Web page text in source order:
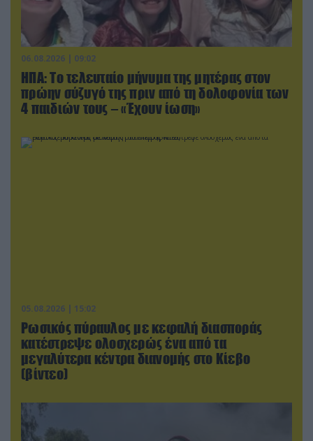
06.08.2026 | 09:02
ΗΠΑ: Το τελευταίο μήνυμα της μητέρας στον
πρώην σύζυγό της πριν από τη δολοφονία των
4 παιδιών τους – «Έχουν ίωση»
05.08.2026 | 15:02
Ρωσικός πύραυλος με κεφαλή διασποράς
κατέστρεψε ολοσχερώς ένα από τα
μεγαλύτερα κέντρα διανομής στο Κίεβο
(βίντεο)